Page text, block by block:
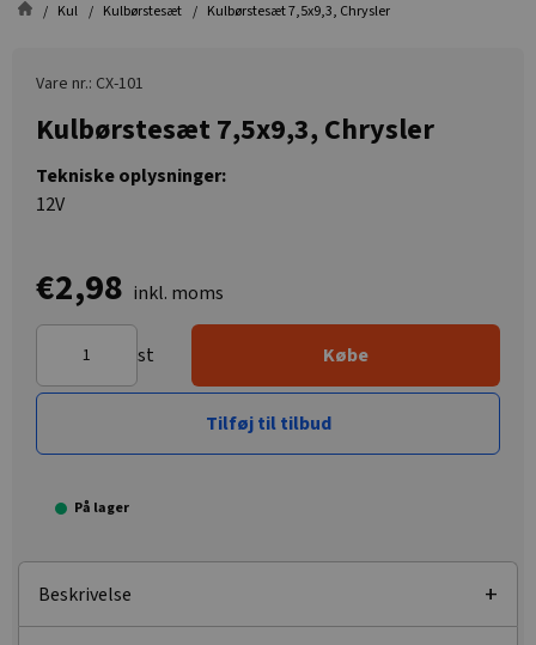
Kul Kulbørstesæt Kulbørstesæt 7,5x9,3, Chrysler
Vare nr.: CX-101
Kulbørstesæt 7,5x9,3, Chrysler
Tekniske oplysninger:
12V
€2,98 inkl. moms
st Købe
Tilføj til tilbud
På lager
Beskrivelse